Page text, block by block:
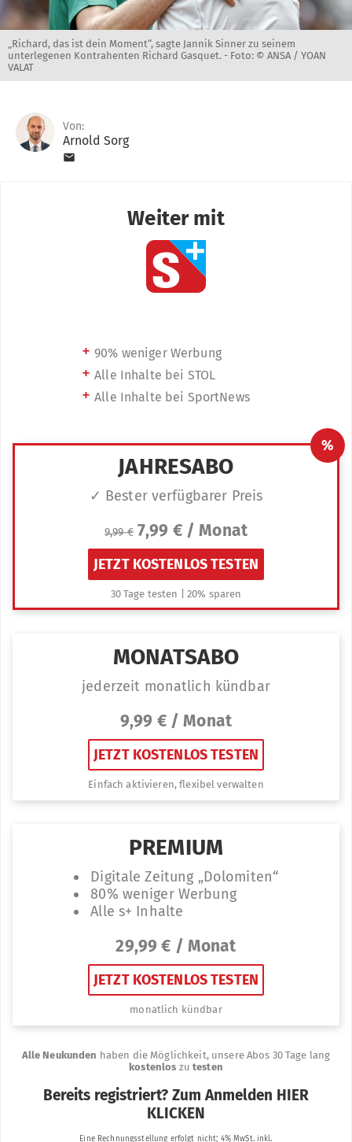
„Richard, das ist dein Moment“, sagte Jannik Sinner zu seinem
unterlegenen Kontrahenten Richard Gasquet. - Foto: © ANSA / YOAN
VALAT
Von:
Arnold Sorg